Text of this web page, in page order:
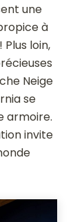
une
à
loin,
Neige
se
armoire.
invite